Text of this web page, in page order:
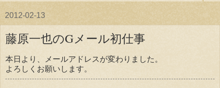
2012-02-13
藤原一也のGメール初仕事
本日より、メールアドレスが変わりました。
よろしくお願いします。